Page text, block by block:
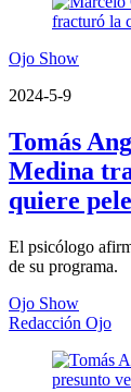
Ojo Show
2024-5-9
Tomás
Medina
quiere
El psicólogo
de su programa.
Ojo Show
Redacción Ojo